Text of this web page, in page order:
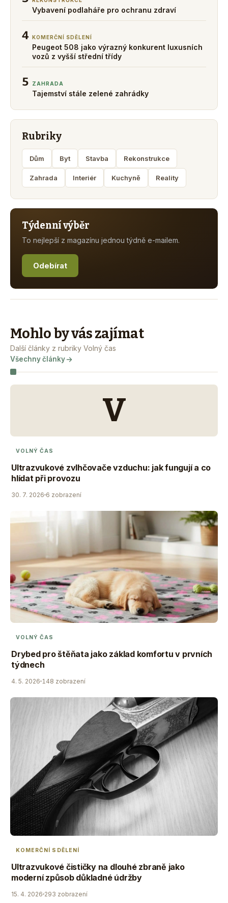
Vybavení podlaháře pro ochranu zdraví
4 KOMERČNÍ SDĚLENÍ
Peugeot 508 jako výrazný konkurent luxusních
vozů z vyšší střední třídy
5 ZAHRADA
Tajemství stále zelené zahrádky
Rubriky
Dům Byt Stavba Rekonstrukce
Zahrada Interiér Kuchyně Reality
Týdenní výběr
To nejlepší z magazínu jednou týdně e-mailem.
Odebírat
Mohlo by vás zajímat
Další články z rubriky Volný čas
Všechny články
V
VOLNÝ ČAS
Ultrazvukové zvlhčovače vzduchu: jak fungují a co
hlídat při provozu
30. 7. 2026 6 zobrazení
VOLNÝ ČAS
Drybed pro štěňata jako základ komfortu v prvních
týdnech
4. 5. 2026 148 zobrazení
KOMERČNÍ SDĚLENÍ
Ultrazvukové čističky na dlouhé zbraně jako
moderní způsob důkladné údržby
15. 4. 2026 293 zobrazení